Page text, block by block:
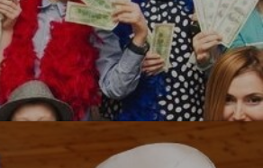
Гангстеры